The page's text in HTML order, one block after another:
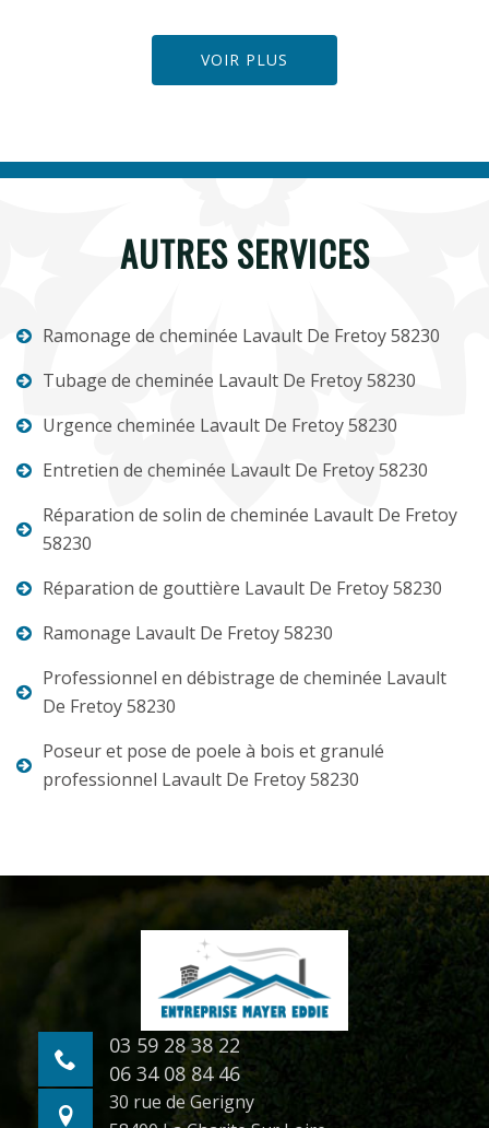
VOIR PLUS
AUTRES SERVICES
Ramonage de cheminée Lavault De Fretoy 58230
Tubage de cheminée Lavault De Fretoy 58230
Urgence cheminée Lavault De Fretoy 58230
Entretien de cheminée Lavault De Fretoy 58230
Réparation de solin de cheminée Lavault De Fretoy
58230
Réparation de gouttière Lavault De Fretoy 58230
Ramonage Lavault De Fretoy 58230
Professionnel en débistrage de cheminée Lavault
De Fretoy 58230
Poseur et pose de poele à bois et granulé
professionnel Lavault De Fretoy 58230
03 59 28 38 22
06 34 08 84 46
30 rue de Gerigny